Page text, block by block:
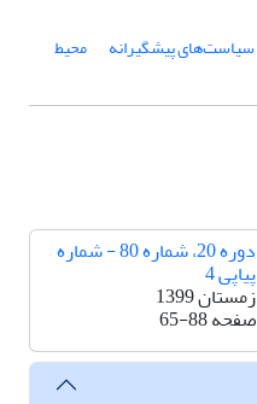
سیاست‌های پیشگیرانه محیط
دوره 20، شماره 80 - شماره
پیاپی 4
زمستان 1399
صفحه65-88